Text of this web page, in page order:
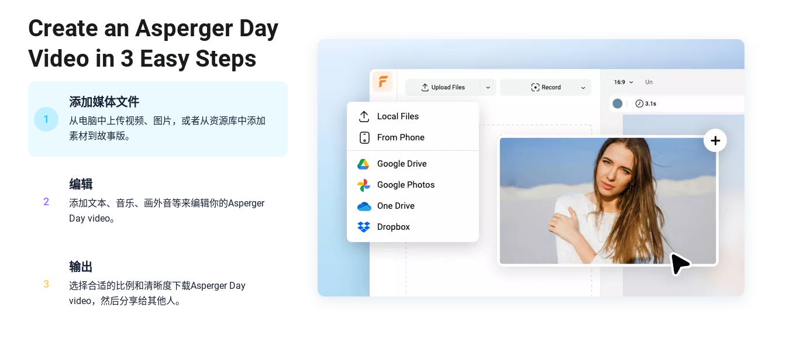
Create an Asperger Day
Video in 3 Easy Steps
1
添加媒体文件
从电脑中上传视频、图片，或者从资源库中添加
素材到故事版。
2
编辑
添加文本、音乐、画外音等来编辑你的Asperger
Day video。
3
输出
选择合适的比例和清晰度下载Asperger Day
video，然后分享给其他人。